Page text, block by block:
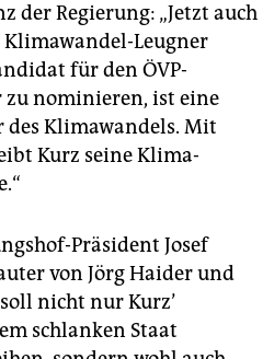
Regierung: „Jetzt auch
Leugner
für den ÖVP-
zu nominieren, ist eine
des Klimawandels. Mit
Kurz seine Klima-
Präsident Josef
von Jörg Haider und
nicht nur Kurz’
schlanken Staat